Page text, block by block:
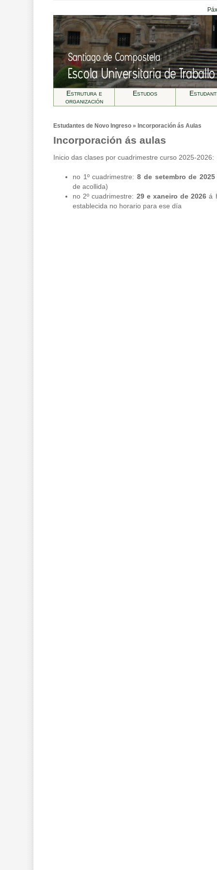
Estrutura e
organización
Estudos
Estudantes de Novo Ingreso » Incorporación ás Aulas
Incorporación ás aulas
Inicio das clases por cuadrimestre curso 2025-2026:
no 1º cuadrimestre:8 de setembro de 2025
de acollida)
no 2º cuadrimestre: 29 e xaneiro de 2026 á
establecida no horario para ese día